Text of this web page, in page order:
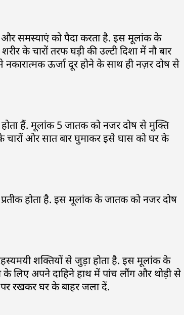
और समस्याएं को पैदा करता है. इस मूलांक के
के चारों तरफ घड़ी की उल्टी दिशा में नौ बार
ऊर्जा दूर होने के साथ ही नज़र दोष से
होता हैं. मूलांक 5 जातक को नजर दोष से मुक्ति
चारों ओर सात बार घुमाकर इसे घास को घर के
होता है. इस मूलांक के जातक को नजर दोष
शक्तियों से जुड़ा होता है. इस मूलांक के
लिए अपने दाहिने हाथ में पांच लौंग और थोड़ी से
रखकर घर के बाहर जला दें.